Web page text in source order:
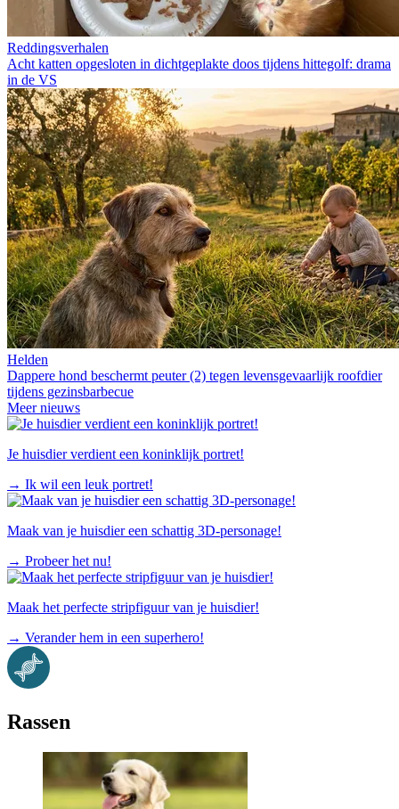
Reddingsverhalen
Acht katten opgesloten in dichtgeplakte doos tijdens hittegolf: drama
in de VS
Helden
Dappere hond beschermt peuter (2) tegen levensgevaarlijk roofdier
tijdens gezinsbarbecue
Meer nieuws
Je huisdier verdient een koninklijk portret!
→ Ik wil een leuk portret!
Maak van je huisdier een schattig 3D-personage!
→ Probeer het nu!
Maak het perfecte stripfiguur van je huisdier!
→ Verander hem in een superhero!
Rassen